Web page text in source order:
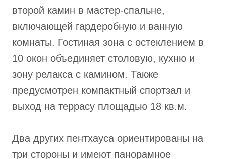
второй камин в мастер-спальне,
включающей гардеробную и ванную
комнаты. Гостиная зона с остеклением в
10 окон объединяет столовую, кухню и
зону релакса с камином. Также
предусмотрен компактный спортзал и
выход на террасу площадью 18 кв.м.
Два других пентхауса ориентированы на
три стороны и имеют панорамное